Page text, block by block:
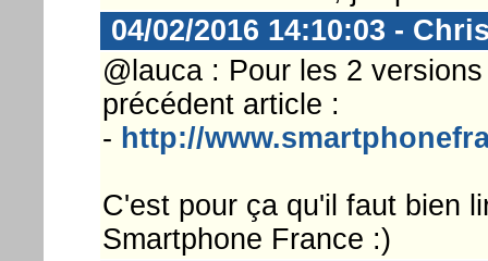
04/02/2016 14:10:03 -
@lauca : Pour les 2
précédent article :
- http://
C'est pour ça qu'il faut bien
Smartphone France :)